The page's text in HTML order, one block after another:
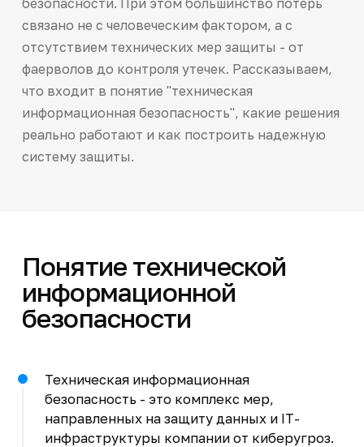
связано не с человеческим фактором, а с
отсутствием технических мер защиты - от
фаерволов до контроля утечек. Рассказываем,
что входит в понятие "техническая
информационная безопасность", какие решения
реально работают и как построить надежную
систему защиты.
Понятие технической
информационной
безопасности
Техническая информационная
безопасность - это комплекс мер,
направленных на защиту данных и IT-
инфраструктуры компании от киберугроз.